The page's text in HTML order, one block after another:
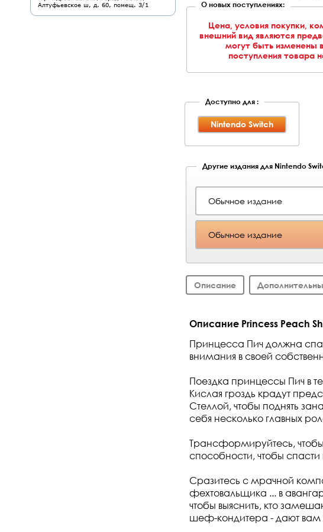
Алтуфьевское ш, д. 60, помещ. 3/1
О новых поступлениях:
Цена, условия покупки,
внешний вид являются
могут быть изменены
поступления товара
Доступно для :
Nintendo Switch
Другие издания для Nintendo
Обычное издание
Обычное издание
Описание
Описание Princess Peach
Принцесса Пич должна
внимания в своей
Поездка принцессы Пич в
Кислая гроздь крадут
Стеллой, чтобы поднять
себя несколько главных
Трансформируйтесь, чтобы
способности, чтобы
Сразитесь с мрачной
фехтовальщика ... в
чтобы выяснить, кто
шеф-кондитера - дают вам